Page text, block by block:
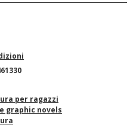
per ragazzi
graphic novels